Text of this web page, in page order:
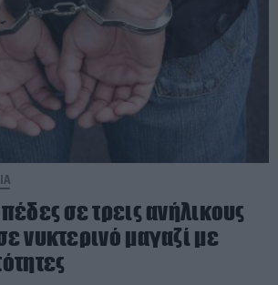
σε τρεις ανήλικους
νυκτερινό μαγαζί με